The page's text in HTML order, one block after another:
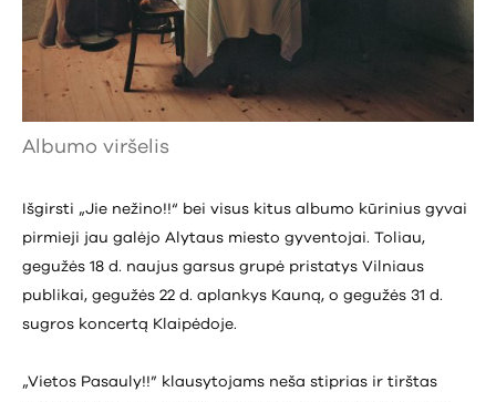
Albumo viršelis
Išgirsti „Jie nežino!!“ bei visus kitus albumo kūrinius gyvai
pirmieji jau galėjo Alytaus miesto gyventojai. Toliau,
gegužės 18 d. naujus garsus grupė pristatys Vilniaus
publikai, gegužės 22 d. aplankys Kauną, o gegužės 31 d.
sugros koncertą Klaipėdoje.
„Vietos Pasauly!!” klausytojams neša stiprias ir tirštas